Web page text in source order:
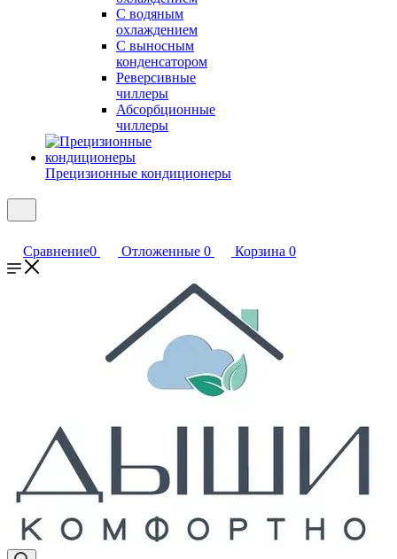
С водяным
охлаждением
С выносным
конденсатором
Реверсивные
чиллеры
Абсорбционные
чиллеры
Прецизионные кондиционеры
Сравнение0 Отложенные 0 Корзина 0